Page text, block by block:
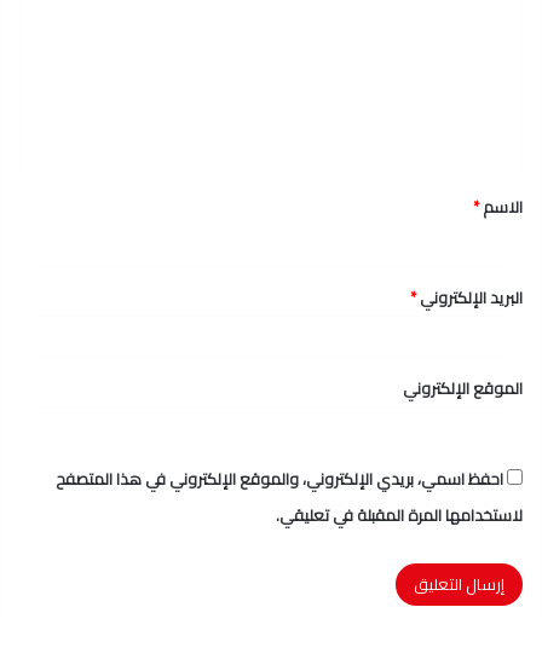
*
الاسم*
البريد الإلكتروني*
الموقع الإلكتروني
احفظ اسمي، بريدي الإلكتروني، والموقع الإلكتروني في هذا المتصفح
لاستخدامها المرة المقبلة في تعليقي.